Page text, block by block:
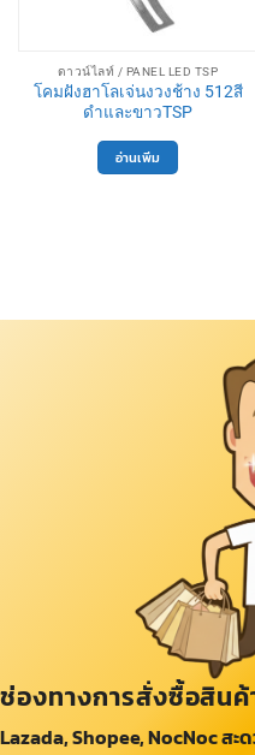
ดาวน์ไลท์ / PANEL LED TSP
โคมฝังฮาโลเจ่นงวงช้าง 512สี
ดำและขาวTSP
อ่านเพิ่ม
ช่องทางการสั่งซื้อสินค้
Lazada, Shopee, NocNoc สะ